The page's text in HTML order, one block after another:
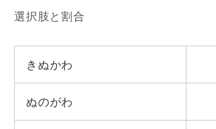
選択肢と割合
きぬかわ
ぬのがわ